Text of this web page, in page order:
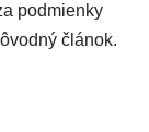
podmienky
článok.